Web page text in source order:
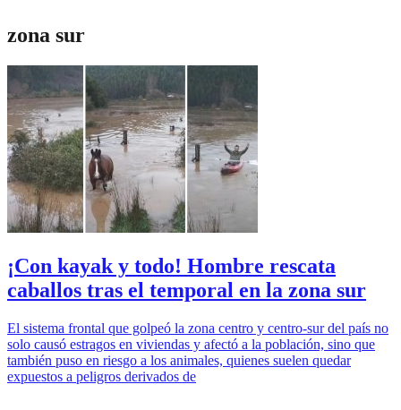
zona sur
¡Con kayak y todo! Hombre rescata
caballos tras el temporal en la zona sur
El sistema frontal que golpeó la zona centro y centro-sur del país no
solo causó estragos en viviendas y afectó a la población, sino que
también puso en riesgo a los animales, quienes suelen quedar
expuestos a peligros derivados de